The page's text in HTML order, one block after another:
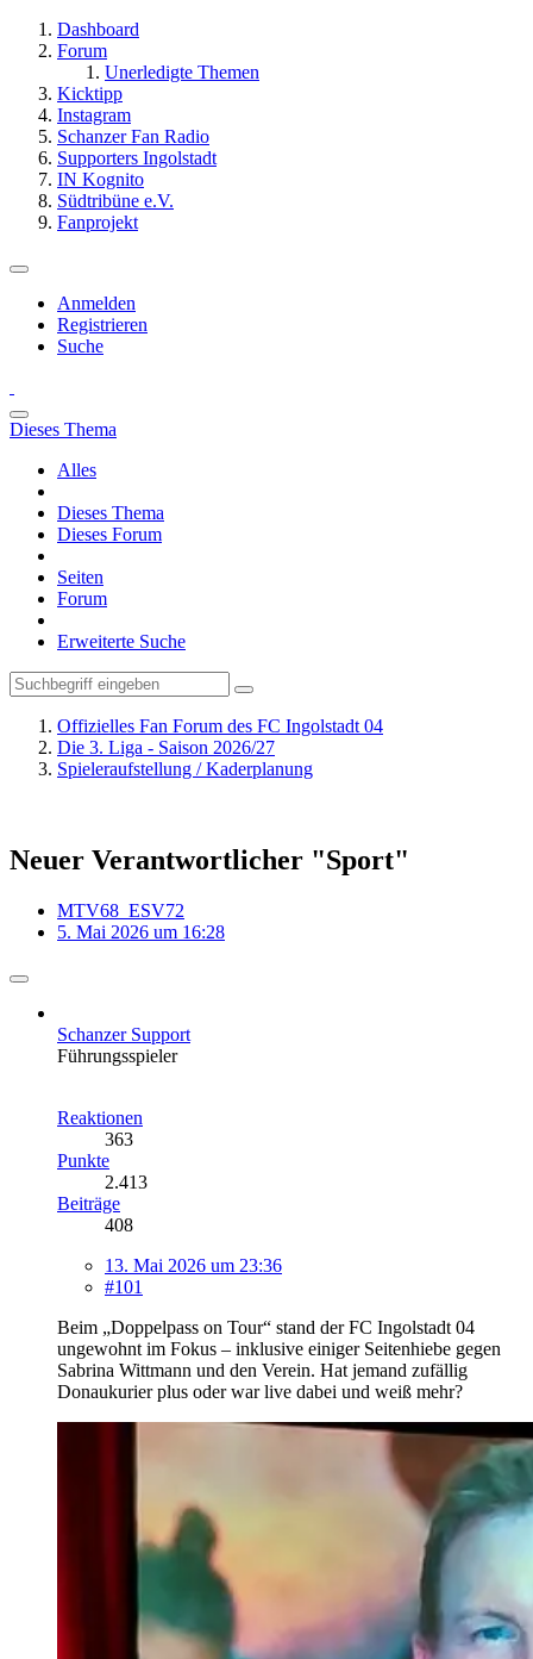
Dashboard
Forum
Unerledigte Themen
Kicktipp
Instagram
Schanzer Fan Radio
Supporters Ingolstadt
IN Kognito
Südtribüne e.V.
Fanprojekt
Anmelden
Registrieren
Suche
Dieses Thema
Alles
Dieses Thema
Dieses Forum
Seiten
Forum
Erweiterte Suche
Offizielles Fan Forum des FC Ingolstadt 04
Die 3. Liga - Saison 2026/27
Spieleraufstellung / Kaderplanung
Neuer Verantwortlicher "Sport"
MTV68_ESV72
5. Mai 2026 um 16:28
Schanzer Support
Führungsspieler
Reaktionen
363
Punkte
2.413
Beiträge
408
13. Mai 2026 um 23:36
#101
Beim „Doppelpass on Tour“ stand der FC Ingolstadt 04
ungewohnt im Fokus – inklusive einiger Seitenhiebe gegen
Sabrina Wittmann und den Verein. Hat jemand zufällig
Donaukurier plus oder war live dabei und weiß mehr?